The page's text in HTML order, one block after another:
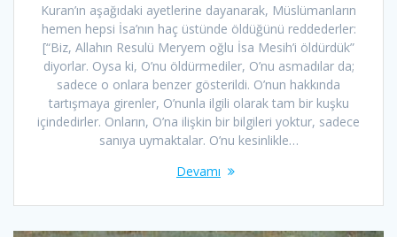
Kuran’ın aşağıdaki ayetlerine dayanarak, Müslümanların
hemen hepsi İsa’nın haç üstünde öldüğünü reddederler:
[“Biz, Allahın Resulü Meryem oğlu İsa Mesih’i öldürdük”
diyorlar. Oysa ki, O’nu öldürmediler, O’nu asmadılar da;
sadece o onlara benzer gösterildi. O’nun hakkında
tartışmaya girenler, O’nunla ilgili olarak tam bir kuşku
içindedirler. Onların, O’na ilişkin bir bilgileri yoktur, sadece
sanıya uymaktalar. O’nu kesinlikle…
Devamı